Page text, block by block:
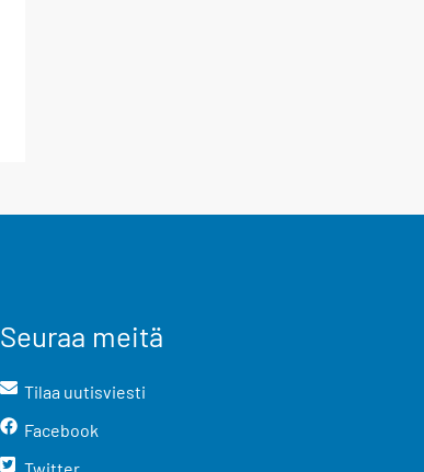
Seuraa meitä
Tilaa uutisviesti
Facebook